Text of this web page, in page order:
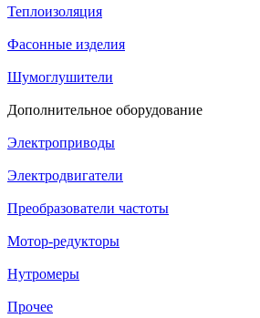
Теплоизоляция
Фасонные изделия
Шумоглушители
Дополнительное оборудование
Электроприводы
Электродвигатели
Преобразователи частоты
Мотор-редукторы
Нутромеры
Прочее